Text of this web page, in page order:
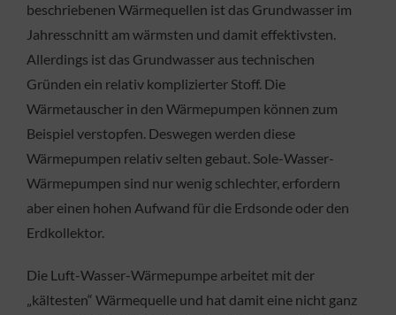
beschriebenen Wärmequellen ist das Grundwasser im
Jahresschnitt am wärmsten und damit effektivsten.
Allerdings ist das Grundwasser aus technischen
Gründen ein relativ komplizierter Stoff. Die
Wärmetauscher in den Wärmepumpen können zum
Beispiel verstopfen. Deswegen werden diese
Wärmepumpen relativ selten gebaut. Sole-Wasser-
Wärmepumpen sind nur wenig schlechter, erfordern
aber einen hohen Aufwand für die Erdsonde oder den
Erdkollektor.
Die Luft-Wasser-Wärmepumpe arbeitet mit der
„kältesten“ Wärmequelle und hat damit eine nicht ganz